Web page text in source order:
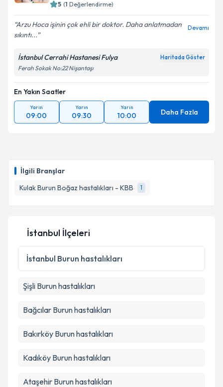
İlgili Branşlar
Kulak Burun Boğaz hastalıkları - KBB
1
5 (1 Değerlendirme)
Arzu Hoca işinin çok ehli bir doktor. Daha anlatmadan
sıkıntı...
Devamı
İstanbul Cerrahi Hastanesi Fulya Haritada Göster
Ferah Sokak No:22 Nişantaşı
En Yakın Saatler
Yarın
09:00
Yarın
09:30
Yarın
10:00 Daha Fazla
İstanbul İlçeleri
İstanbul Burun hastalıkları
Şişli Burun hastalıkları
Bağcılar Burun hastalıkları
Bakırköy Burun hastalıkları
Kadıköy Burun hastalıkları
Ataşehir Burun hastalıkları